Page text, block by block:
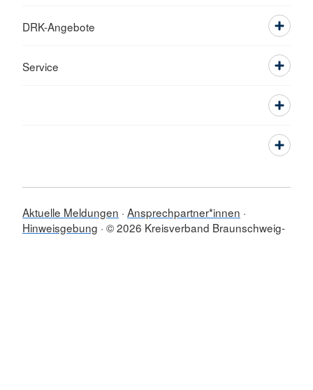
DRK-Angebote
Service
Aktuelle Meldungen Ansprechpartner*innen
Hinweisgebung © 2026 Kreisverband Braunschweig-